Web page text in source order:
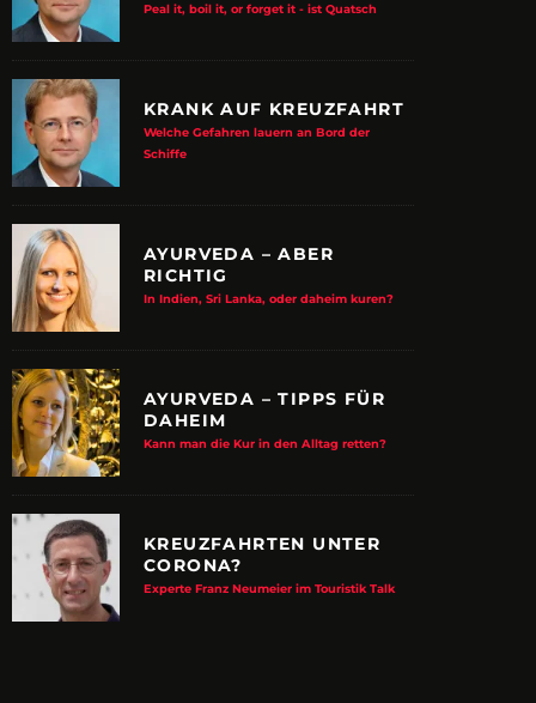
MACHER
System werden Reisen sicherer
ZUPANCIC
Peal it, boil it, or forget it - ist Quatsch
KRANK AUF KREUZFAHRT
Welche Gefahren lauern an Bord der
Schiffe
AYURVEDA – ABER
RICHTIG
In Indien, Sri Lanka, oder daheim kuren?
AYURVEDA – TIPPS FÜR
DAHEIM
Kann man die Kur in den Alltag retten?
KREUZFAHRTEN UNTER
CORONA?
Experte Franz Neumeier im Touristik Talk